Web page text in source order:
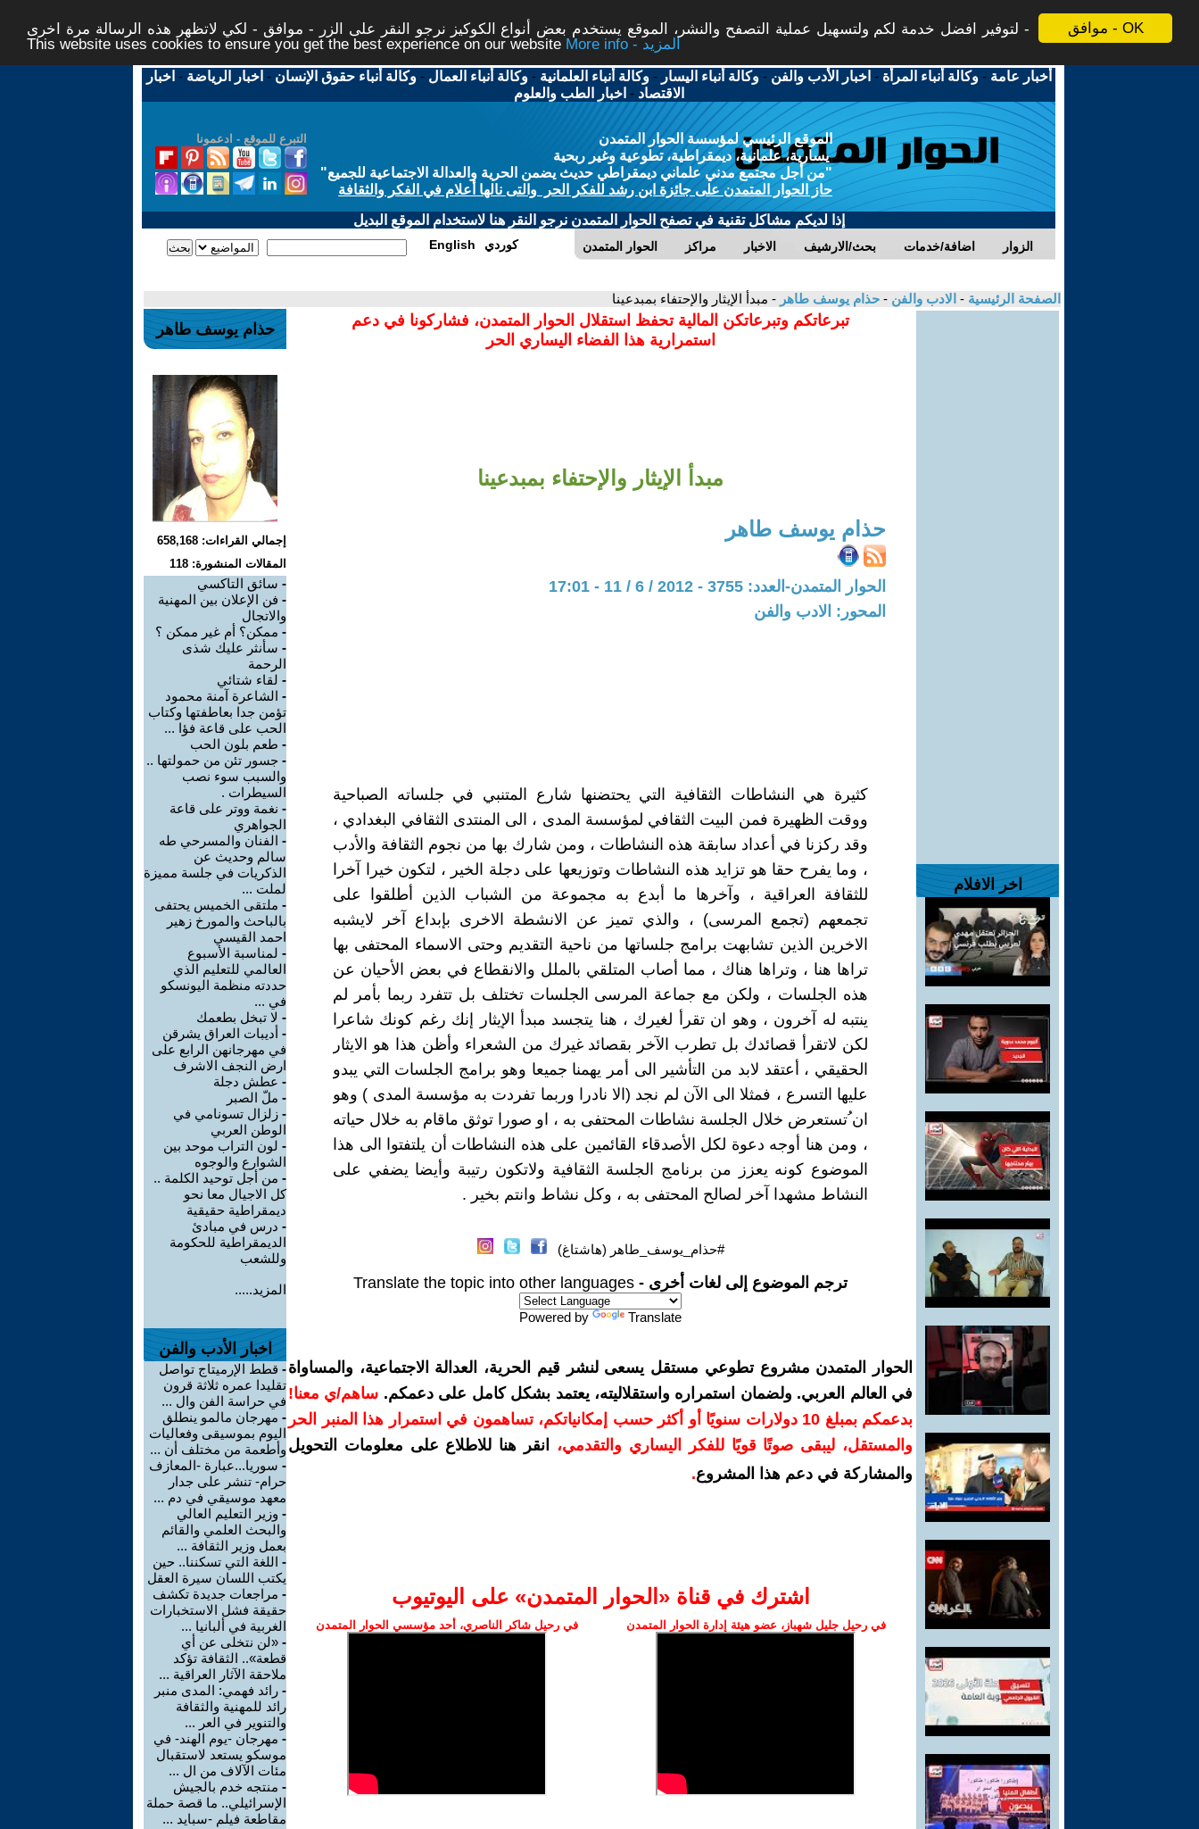
موافق - OK
لتوفير افضل خدمة لكم ولتسهيل عملية التصفح والنشر، الموقع يستخدم بعض أنواع الكوكيز نرجو النقر على الزر - موافق - لكي لاتظهر هذه الرسالة مرة اخرى -
This website uses cookies to ensure you get the best experience on our website
More info - المزيد
أخبار عامة -وكالة أنباء المرأة - اخبار الأدب والفن -وكالة أنباء اليسار -وكالة أنباء العلمانية -وكالة أنباء العمال -وكالة أنباء حقوق الإنسان - اخبار الرياضة - اخبار
الاقتصاد - اخبار الطب والعلوم
التبرع للموقع - ادعمونا
الموقع الرئيسي لمؤسسة الحوار المتمدن
يسارية، علمانية، ديمقراطية، تطوعية وغير ربحية
"من أجل مجتمع مدني علماني ديمقراطي حديث يضمن الحرية والعدالة الاجتماعية للجميع"
حاز الحوار المتمدن على جائزة ابن رشد للفكر الحر والتى نالها أعلام في الفكر والثقافة
إذا لديكم مشاكل تقنية في تصفح الحوار المتمدن نرجو النقر هنا لاستخدام الموقع البديل
الحوار المتمدن مراكز الاخبار بحث/الارشيف اضافة/خدمات الزوار English كوردي
الصفحة الرئيسية - الادب والفن - حذام يوسف طاهر - مبدأ الإيثار والإحتفاء بمبدعينا
اخر الافلام
تبرعاتكم وتبرعاتكن المالية تحفظ استقلال الحوار المتمدن، فشاركونا في دعم
استمرارية هذا الفضاء اليساري الحر
مبدأ الإيثار والإحتفاء بمبدعينا
حذام يوسف طاهر
الحوار المتمدن-العدد: 3755 - 2012 / 6 / 11 - 17:01
المحور: الادب والفن
كثيرة هي النشاطات الثقافية التي يحتضنها شارع المتنبي في جلساته الصباحية
ووقت الظهيرة فمن البيت الثقافي لمؤسسة المدى ، الى المنتدى الثقافي البغدادي ،
وقد ركزنا في أعداد سابقة هذه النشاطات ، ومن شارك بها من نجوم الثقافة والأدب
، وما يفرح حقا هو تزايد هذه النشاطات وتوزيعها على دجلة الخير ، لتكون خيرا آخرا
للثقافة العراقية ، وآخرها ما أبدع به مجموعة من الشباب الذين أطلقوا على
تجمعهم (تجمع المرسى) ، والذي تميز عن الانشطة الاخرى بإبداع آخر لايشبه
الاخرين الذين تشابهت برامج جلساتها من ناحية التقديم وحتى الاسماء المحتفى بها
تراها هنا ، وتراها هناك ، مما أصاب المتلقي بالملل والانقطاع في بعض الأحيان عن
هذه الجلسات ، ولكن مع جماعة المرسى الجلسات تختلف بل تتفرد ربما بأمر لم
ينتبه له آخرون ، وهو ان تقرأ لغيرك ، هنا يتجسد مبدأ الإيثار إنك رغم كونك شاعرا
لكن لاتقرأ قصائدك بل تطرب الآخر بقصائد غيرك من الشعراء وأظن هذا هو الايثار
الحقيقي ، أعتقد لابد من التأشير الى أمر يهمنا جميعا وهو برامج الجلسات التي يبدو
عليها التسرع ، فمثلا الى الآن لم نجد (الا نادرا وربما تفردت به مؤسسة المدى ) وهو
ان ُتستعرض خلال الجلسة نشاطات المحتفى به ، او صورا توثق ماقام به خلال حياته
، ومن هنا أوجه دعوة لكل الأصدقاء القائمين على هذه النشاطات أن يلتفتوا الى هذا
الموضوع كونه يعزز من برنامج الجلسة الثقافية ولاتكون رتيبة وأيضا يضفي على
النشاط مشهدا آخر لصالح المحتفى به ، وكل نشاط وانتم بخير .
#حذام_يوسف_طاهر (هاشتاغ)
ترجم الموضوع إلى لغات أخرى - Translate the topic into other languages
Powered by Translate
الحوار المتمدن مشروع تطوعي مستقل يسعى لنشر قيم الحرية، العدالة الاجتماعية، والمساواة
في العالم العربي. ولضمان استمراره واستقلاليته، يعتمد بشكل كامل على دعمكم. ساهم/ي معنا!
بدعمكم بمبلغ 10 دولارات سنويًا أو أكثر حسب إمكانياتكم، تساهمون في استمرار هذا المنبر الحر
والمستقل، ليبقى صوتًا قويًا للفكر اليساري والتقدمي،
انقر هنا للاطلاع على معلومات التحويل
والمشاركة في دعم هذا المشروع.
اشترك في قناة ‫«الحوار المتمدن» على اليوتيوب
في رحيل جليل شهباز، عضو هيئة إدارة الحوار المتمدن في رحيل شاكر الناصري، أحد مؤسسي الحوار المتمدن
حذام يوسف طاهر
إجمالي القراءات: 658,168
المقالات المنشورة: 118
- سائق التاكسي
- فن الإعلان بين المهنية
والاتجال
- ممكن؟ أم غير ممكن ؟
- سأنثر عليك شذى
الرحمة
- لقاء شتائي
- الشاعرة آمنة محمود
تؤمن جدا بعاطفتها وكتاب
الحب على قاعة فؤا ...
- طعم بلون الحب
- جسور تئن من حمولتها ..
والسبب سوء نصب
السيطرات .
- نغمة ووتر على قاعة
الجواهري
- الفنان والمسرحي طه
سالم وحديث عن
الذكريات في جلسة مميزة
لملت ...
- ملتقى الخميس يحتفى
بالباحث والمورخ زهير
احمد القيسي
- لمناسبة الأسبوع
العالمي للتعليم الذي
حددته منظمة اليونسكو
في ...
- لا تبخل بطعمك
- أديبات العراق يشرقن
في مهرجانهن الرابع على
ارض النجف الاشرف
- عطش دجلة
- ملّ الصبر
- زلزال تسونامي في
الوطن العربي
- لون التراب موحد بين
الشوارع والوجوه
- من أجل توحيد الكلمة ..
كل الاجيال معا نحو
ديمقراطية حقيقية
- درس في مبادئ
الديمقراطية للحكومة
وللشعب
المزيد.....
اخبار الأدب والفن
- قطط الإرميتاج تواصل
تقليدا عمره ثلاثة قرون
في حراسة الفن وال ...
- مهرجان مالمو ينطلق
اليوم بموسيقى وفعاليات
وأطعمة من مختلف أن ...
- سوريا...عبارة -المعازف
حرام- تنشر على جدار
معهد موسيقي في دم ...
- وزير التعليم العالي
والبحث العلمي والقائم
بعمل وزير الثقافة ...
- اللغة التي تسكننا.. حين
يكتب اللسان سيرة العقل
- مراجعات جديدة تكشف
حقيقة فشل الاستخبارات
الغربية في ألبانيا ...
- «لن نتخلى عن أي
قطعة».. الثقافة تؤكد
ملاحقة الآثار العراقية ...
- رائد فهمي: المدى منبر
رائد للمهنية والثقافة
والتنوير في العر ...
- مهرجان -يوم الهند- في
موسكو يستعد لاستقبال
مئات الآلاف من ال ...
- منتجه خدم بالجيش
الإسرائيلي.. ما قصة حملة
مقاطعة فيلم -سبايد ...